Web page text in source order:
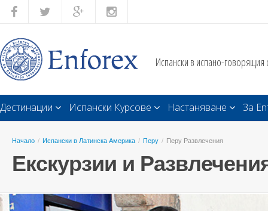
Испански в испано-говорящия
Дестинации Испански Курсове Настаняване За
Начало / Испански в Латинска Америка / Перу / Перу Развлечения
Екскурзии и